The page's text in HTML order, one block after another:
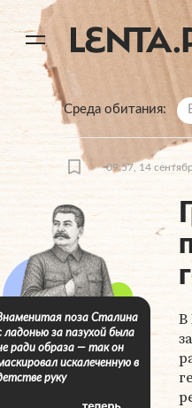
Среда обитания
09:57, 14
В
поза Сталина
ладонью за пазухой была
ради образа — так он
искалеченную в
руку